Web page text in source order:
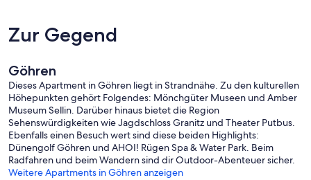
Zur Gegend
Göhren
Dieses Apartment in Göhren liegt in Strandnähe. Zu den kulturellen
Höhepunkten gehört Folgendes: Mönchgüter Museen und Amber
Museum Sellin. Darüber hinaus bietet die Region
Sehenswürdigkeiten wie Jagdschloss Granitz und Theater Putbus.
Ebenfalls einen Besuch wert sind diese beiden Highlights:
Dünengolf Göhren und AHOI! Rügen Spa & Water Park. Beim
Radfahren und beim Wandern sind dir Outdoor-Abenteuer sicher.
Weitere Apartments in Göhren anzeigen